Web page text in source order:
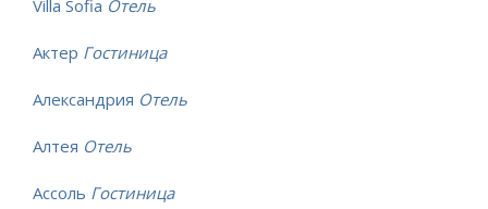
Villa Sofia Отель
Актер Гостиница
Александрия Отель
Алтея Отель
Ассоль Гостиница